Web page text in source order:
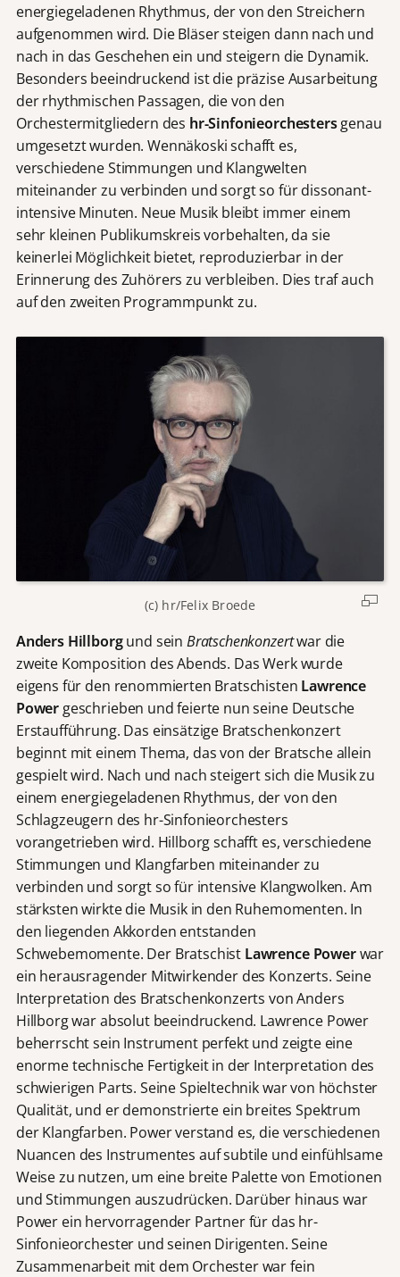
energiegeladenen Rhythmus, der von den Streichern
aufgenommen wird. Die Bläser steigen dann nach und
nach in das Geschehen ein und steigern die Dynamik.
Besonders beeindruckend ist die präzise Ausarbeitung
der rhythmischen Passagen, die von den
Orchestermitgliedern des hr-Sinfonieorchestersgenau
umgesetzt wurden. Wennäkoski schafft es,
verschiedene Stimmungen und Klangwelten
miteinander zu verbinden und sorgt so für dissonant-
intensive Minuten. Neue Musik bleibt immer einem
sehr kleinen Publikumskreis vorbehalten, da sie
keinerlei Möglichkeit bietet, reproduzierbar in der
Erinnerung des Zuhörers zu verbleiben. Dies traf auch
auf den zweiten Programmpunkt zu.
(c) hr/Felix Broede
Anders Hillborgund sein Bratschenkonzertwar die
zweite Komposition des Abends. Das Werk wurde
eigens für den renommierten Bratschisten Lawrence
Power geschrieben und feierte nun seine Deutsche
Erstaufführung. Das einsätzige Bratschenkonzert
beginnt mit einem Thema, das von der Bratsche allein
gespielt wird. Nach und nach steigert sich die Musik zu
einem energiegeladenen Rhythmus, der von den
Schlagzeugern des hr-Sinfonieorchesters
vorangetrieben wird. Hillborg schafft es, verschiedene
Stimmungen und Klangfarben miteinander zu
verbinden und sorgt so für intensive Klangwolken. Am
stärksten wirkte die Musik in den Ruhemomenten. In
den liegenden Akkorden entstanden
Schwebemomente. Der Bratschist Lawrence Powerwar
ein herausragender Mitwirkender des Konzerts. Seine
Interpretation des Bratschenkonzerts von Anders
Hillborg war absolut beeindruckend. Lawrence Power
beherrscht sein Instrument perfekt und zeigte eine
enorme technische Fertigkeit in der Interpretation des
schwierigen Parts. Seine Spieltechnik war von höchster
Qualität, und er demonstrierte ein breites Spektrum
der Klangfarben. Power verstand es, die verschiedenen
Nuancen des Instrumentes auf subtile und einfühlsame
Weise zu nutzen, um eine breite Palette von Emotionen
und Stimmungen auszudrücken. Darüber hinaus war
Power ein hervorragender Partner für das hr-
Sinfonieorchester und seinen Dirigenten. Seine
Zusammenarbeit mit dem Orchester war fein